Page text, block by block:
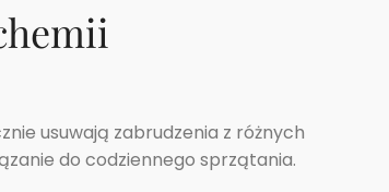
usuwają zabrudzenia z różnych
do codziennego sprzątania.